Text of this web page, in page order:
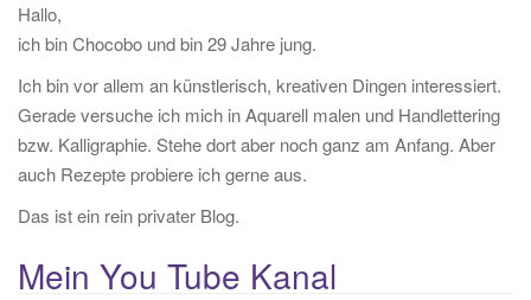
e
n
a
c
h
Hallo,
ich bin Chocobo und bin 29 Jahre jung.
Ich bin vor allem an künstlerisch, kreativen Dingen interessiert.
Gerade versuche ich mich in Aquarell malen und Handlettering
bzw. Kalligraphie. Stehe dort aber noch ganz am Anfang. Aber
auch Rezepte probiere ich gerne aus.
Das ist ein rein privater Blog.
Mein You Tube Kanal